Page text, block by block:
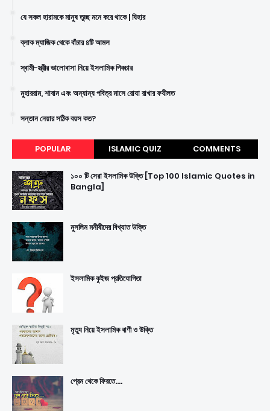
যে সকল হারামকে মানুষ তুচ্ছ মনে করে থাকে | যিহার
ব্লাক ম্যাজিক থেকে বাঁচার ৪টি আমল
স্বামী-স্ত্রীর ভালোবাসা নিয়ে ইসলামিক পিকচার
মুহাররাম, শাবান এবং অন্যান্য পবিত্র মাসে রোযা রাখার ফযীলত
সন্তান নেয়ার সঠিক বয়স কত?
POPULAR ISLAMIC QUIZ COMMENTS
১০০ টি সেরা ইসলামিক উক্তি [Top 100 Islamic Quotes in
Bangla]
মুসলিম মনীষীদের বিখ্যাত উক্তি
ইসলামিক কুইজ প্রতিযোগিতা
মৃত্যু নিয়ে ইসলামিক বাণী ও উক্তি
প্রেম থেকে ফিরতে....